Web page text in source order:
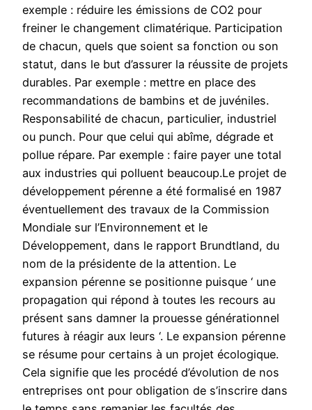
exemple : réduire les émissions de CO2 pour
freiner le changement climatérique. Participation
de chacun, quels que soient sa fonction ou son
statut, dans le but d’assurer la réussite de projets
durables. Par exemple : mettre en place des
recommandations de bambins et de juvéniles.
Responsabilité de chacun, particulier, industriel
ou punch. Pour que celui qui abîme, dégrade et
pollue répare. Par exemple : faire payer une total
aux industries qui polluent beaucoup.Le projet de
développement pérenne a été formalisé en 1987
éventuellement des travaux de la Commission
Mondiale sur l’Environnement et le
Développement, dans le rapport Brundtland, du
nom de la présidente de la attention. Le
expansion pérenne se positionne puisque ‘ une
propagation qui répond à toutes les recours au
présent sans damner la prouesse générationnel
futures à réagir aux leurs ‘. Le expansion pérenne
se résume pour certains à un projet écologique.
Cela signifie que les procédé d’évolution de nos
entreprises ont pour obligation de s’inscrire dans